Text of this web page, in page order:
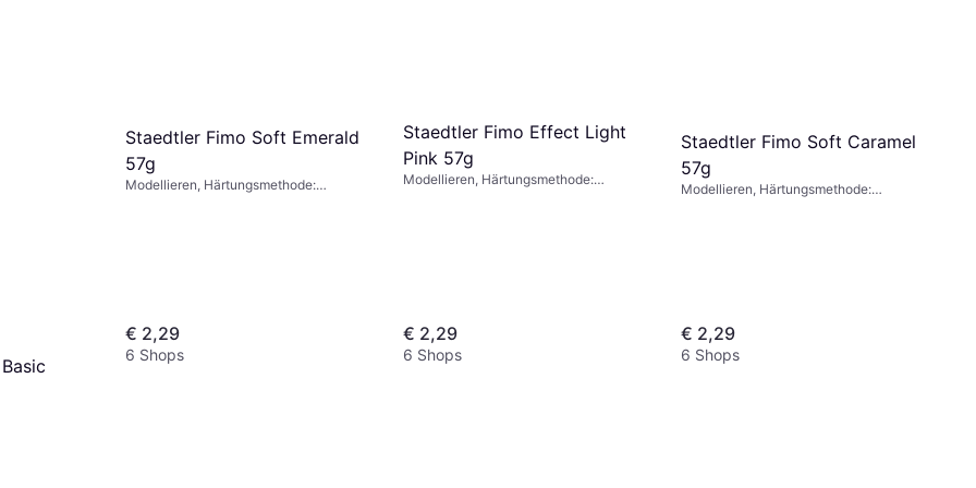
Staedtler Fimo Soft Emerald
57g
Modellieren, Härtungsmethode:
€ 2,29
6 Shops
Staedtler Fimo Effect Light
Pink 57g
Modellieren, Härtungsmethode:
€ 2,29
6 Shops
Staedtler Fimo Soft Caramel
57g
Modellieren, Härtungsmethode:
€ 2,29
6 Shops